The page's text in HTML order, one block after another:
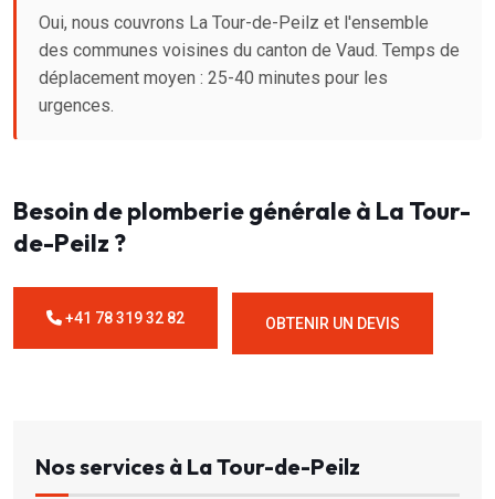
Oui, nous couvrons La Tour-de-Peilz et l'ensemble
des communes voisines du canton de Vaud. Temps de
déplacement moyen : 25-40 minutes pour les
urgences.
Besoin de plomberie générale à La Tour-
de-Peilz ?
+41 78 319 32 82 OBTENIR UN DEVIS
Nos services à La Tour-de-Peilz